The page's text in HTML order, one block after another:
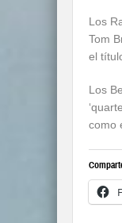
Los
Tom
el
Los
como